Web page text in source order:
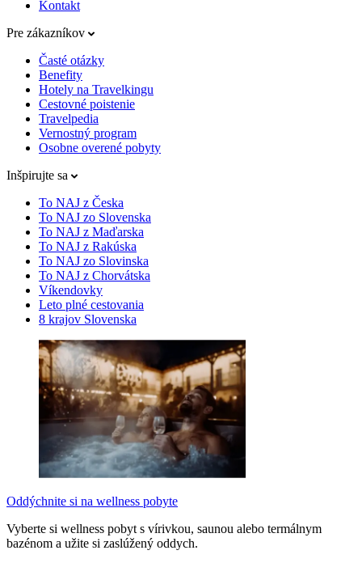
Kontakt
Pre zákazníkov
Časté otázky
Benefity
Hotely na Travelkingu
Cestovné poistenie
Travelpedia
Vernostný program
Osobne overené pobyty
Inšpirujte sa
To NAJ z Česka
To NAJ zo Slovenska
To NAJ z Maďarska
To NAJ z Rakúska
To NAJ zo Slovinska
To NAJ z Chorvátska
Víkendovky
Leto plné cestovania
8 krajov Slovenska
Oddýchnite si na wellness pobyte
Vyberte si wellness pobyt s vírivkou, saunou alebo termálnym
bazénom a užite si zaslúžený oddych.